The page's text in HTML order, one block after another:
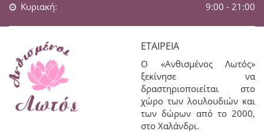
Κυριακή:
9:00 - 21:00
ΕΤΑΙΡΕΊΑ
Ο «Ανθισμένος Λωτός»
ξεκίνησε να
δραστηριοποιείται στο
χώρο των λουλουδιών και
των δώρων από το 2000,
στο Χαλάνδρι.